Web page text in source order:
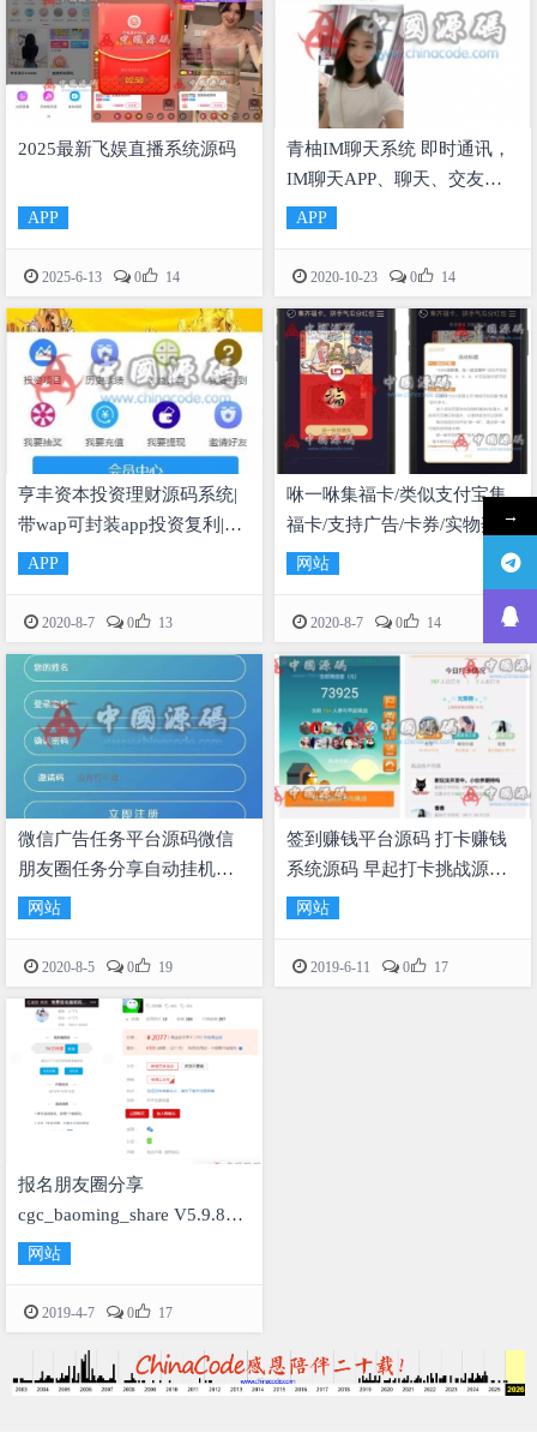
2025最新飞娱直播系统源码
APP
2025-6-13 0 14
青柚IM聊天系统 即时通讯，
IM聊天APP、聊天、交友、
客服、微信 带安卓、苹果端
APP
2020-10-23 0 14
亨丰资本投资理财源码系统|
带wap可封装app投资复利|买
多买空策略买股源码
APP
2020-8-7 0 13
咻一咻集福卡/类似支付宝集
福卡/支持广告/卡券/实物奖
品/现金红包/吸粉精品
网站
2020-8-7 0 14
微信广告任务平台源码微信
朋友圈任务分享自动挂机赚
钱源码火爆推广运营版
网站
2020-8-5 0 19
签到赚钱平台源码 打卡赚钱
系统源码 早起打卡挑战源码
打卡挑战小程序
网站
2019-6-11 0 17
报名朋友圈分享
cgc_baoming_share V5.9.8邀
请这块完善下 比较卡顿细节
网站
2019-4-7 0 17
→